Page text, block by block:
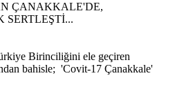
ÇANAKKALE'DE,
SERTLEŞTİ...
Birinciliğini ele geçiren
bahisle; 'Covit-17 Çanakkale'